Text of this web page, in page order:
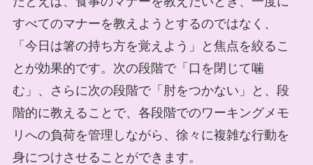
すべてのマナーを教えようとするのではなく、
「今日は箸の持ち方を覚えよう」と焦点を絞るこ
とが効果的です。次の段階で「口を閉じて噛
む」、さらに次の段階で「肘をつかない」と、段
階的に教えることで、各段階でのワーキングメモ
リへの負荷を管理しながら、徐々に複雑な行動を
身につけさせることができます。